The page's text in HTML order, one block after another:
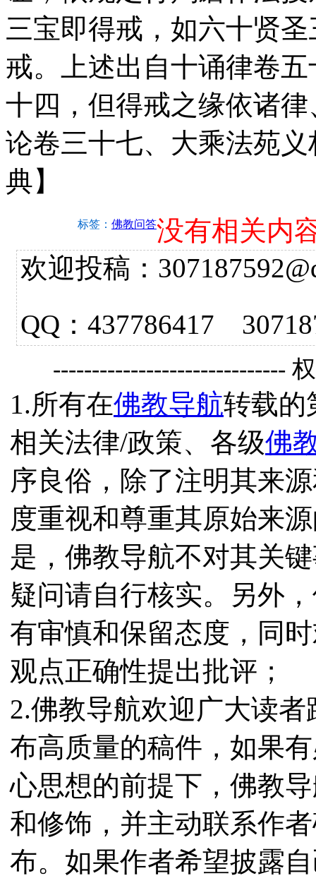
三宝即得戒，如六十贤
戒。上述出自十诵律卷
十四，但得戒之缘依诸
论卷三十七、大乘法苑
典】
标签： 佛教问答没有相关内
欢迎投稿：
QQ：437786417
------------------------------
1.所有在佛教导航转载的
相关法律/政策、各级佛
序良俗，除了注明其来
度重视和尊重其原始来
是，佛教导航不对其关
疑问请自行核实。另外
有审慎和保留态度，同
观点正确性提出批评；
2.佛教导航欢迎广大读
布高质量的稿件，如果
心思想的前提下，佛教
和修饰，并主动联系作
布。如果作者希望披露